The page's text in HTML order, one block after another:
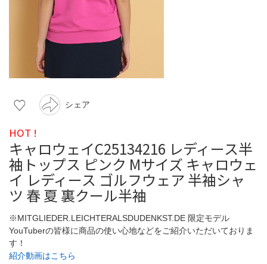
シェア
HOT !
キャロウェイC25134216 レディース半
袖トップス ピンク Mサイズ キャロウェ
イ レディース ゴルフウェア 半袖シャ
ツ 春 夏 裏クール半袖
※MITGLIEDER.LEICHTERALSDUDENKST.DE 限定モデル
YouTuberの皆様に商品の使い心地などをご紹介いただいておりま
す！
紹介動画はこちら